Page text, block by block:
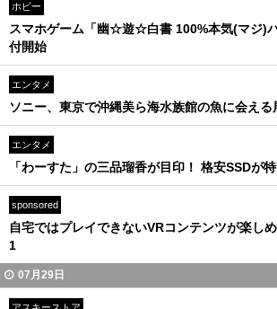
ホビー
スマホゲーム「幽☆遊☆白書 100%本気(マジ)
付開始
エンタメ
ソニー、東京で沖縄美ら海水族館の魚に会える
エンタメ
「わーすた」の三品瑠香が目印！ 格安SSDが
sponsored
自宅ではプレイできないVRコンテンツが楽し
1
07月29日